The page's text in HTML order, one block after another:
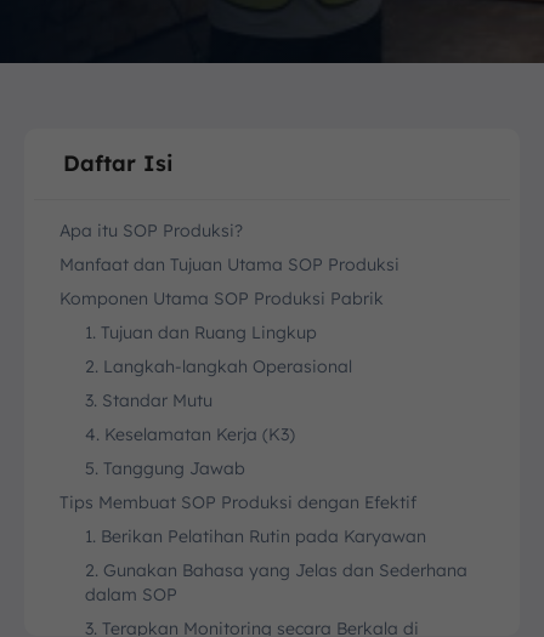
Daftar Isi
Apa itu SOP Produksi?
Manfaat dan Tujuan Utama SOP Produksi
Komponen Utama SOP Produksi Pabrik
1. Tujuan dan Ruang Lingkup
2. Langkah-langkah Operasional
3. Standar Mutu
4. Keselamatan Kerja (K3)
5. Tanggung Jawab
Tips Membuat SOP Produksi dengan Efektif
1. Berikan Pelatihan Rutin pada Karyawan
2. Gunakan Bahasa yang Jelas dan Sederhana
dalam SOP
3. Terapkan Monitoring secara Berkala di